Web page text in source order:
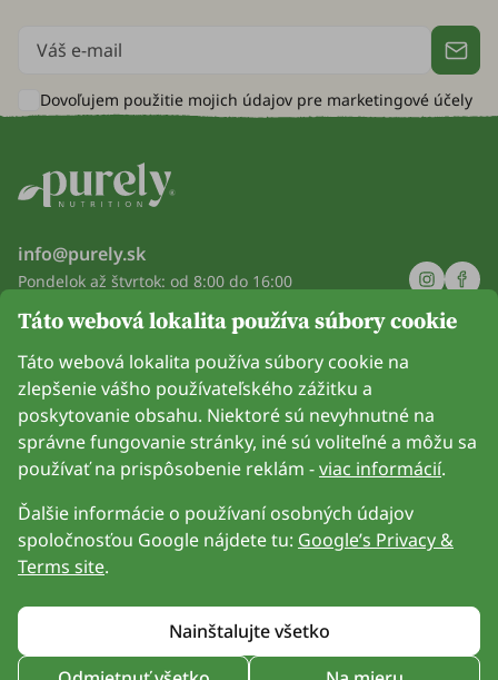
Táto webová lokalita používa súbory cookie
Táto webová lokalita používa súbory cookie na
zlepšenie vášho používateľského zážitku a
poskytovanie obsahu. Niektoré sú nevyhnutné na
správne fungovanie stránky, iné sú voliteľné a môžu sa
používať na prispôsobenie reklám -viac informácií.
Ďalšie informácie o používaní osobných údajov
spoločnosťou Google nájdete tu: Google’s Privacy &
Terms site.
Nainštalujte všetko
Dovoľujem použitie mojich údajov pre marketingové účely
info@purely.sk
Pondelok až štvrtok: od 8:00 do 16:00
Informácie
Pripoj sa k nám
Možnosť platby kartou. Zaručená ochrana osobných údajov
Copyright © Be Healthy Group d.o.o. 2012 - 2026